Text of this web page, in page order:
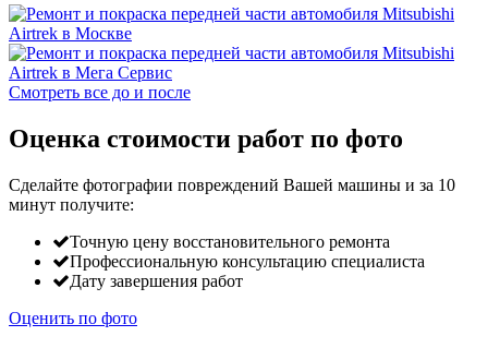
Смотреть все до и после
Оценка стоимости работ по фото
Сделайте фотографии повреждений Вашей машины и за 10
минут получите:
Точную цену восстановительного ремонта
Профессиональную консультацию специалиста
Дату завершения работ
Оценить по фото